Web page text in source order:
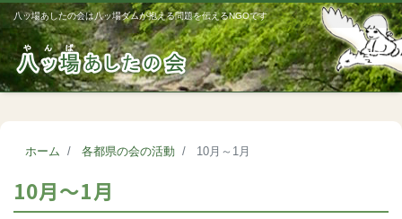
八ッ場あしたの会は八ッ場ダムが抱える問題を伝えるNGOです
ホーム 各都県の会の活動 10月～1月
10月～1月